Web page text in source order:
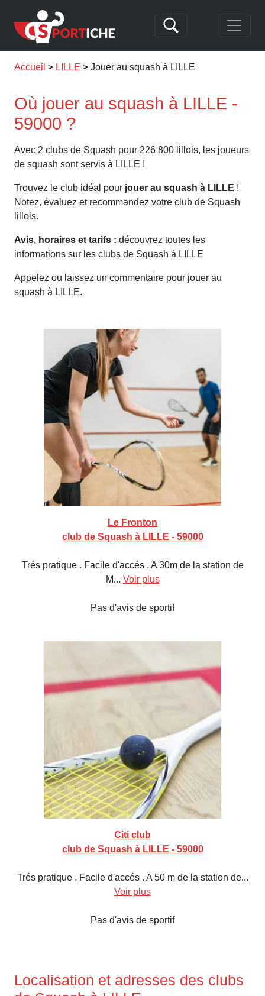
Accueil LILLE Jouer au squash à LILLE
Où jouer au squash à LILLE -
59000 ?
Avec 2 clubs de Squash pour 226 800 lillois, les joueurs
de squash sont servis à LILLE !
Trouvez le club idéal pour jouer au squash à LILLE !
Notez, évaluez et recommandez votre club de Squash
lillois.
Avis, horaires et tarifs : découvrez toutes les
informations sur les clubs de Squash à LILLE
Appelez ou laissez un commentaire pour jouer au
squash à LILLE.
Le Fronton
club de Squash à LILLE - 59000
Trés pratique . Facile d'accés . A 30m de la station de
M... Voir plus
Pas d'avis de sportif
Citi club
club de Squash à LILLE - 59000
Trés pratique . Facile d'accés . A 50 m de la station de...
Voir plus
Pas d'avis de sportif
Localisation et adresses des clubs